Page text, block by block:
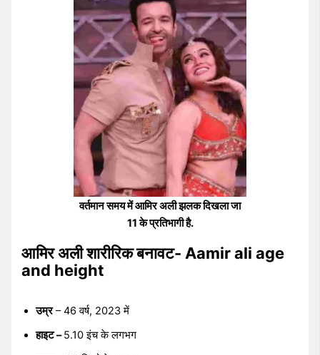
वर्तमान समय में आमिर अली झलक दिखला जा
11 के प्रतिभागी है.
आमिर अली शारीरिक बनावट- Aamir ali age
and height
उम्र– 46 वर्ष, 2023 में
हाइट –5.10 इंच के लगभग